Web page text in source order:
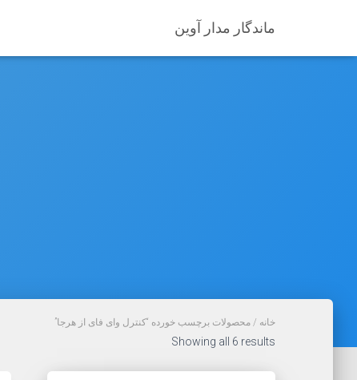
ماندگار مدار آوین
خانه / محصولات برچسب خورده “کنترل وای فای از هرجا”
Showing all 6 results